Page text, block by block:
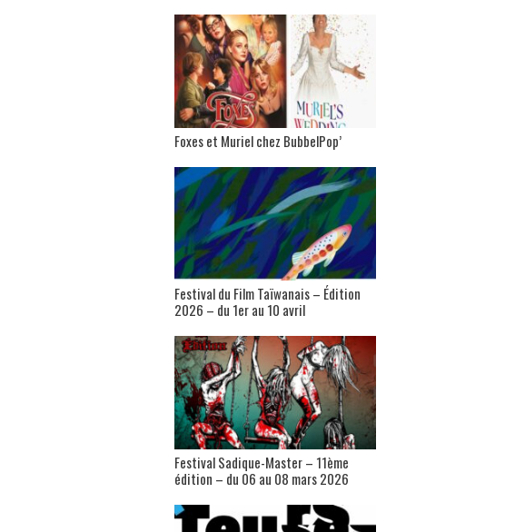
Foxes et Muriel chez BubbelPop’
Festival du Film Taïwanais – Édition
2026 – du 1er au 10 avril
Festival Sadique-Master – 11ème
édition – du 06 au 08 mars 2026